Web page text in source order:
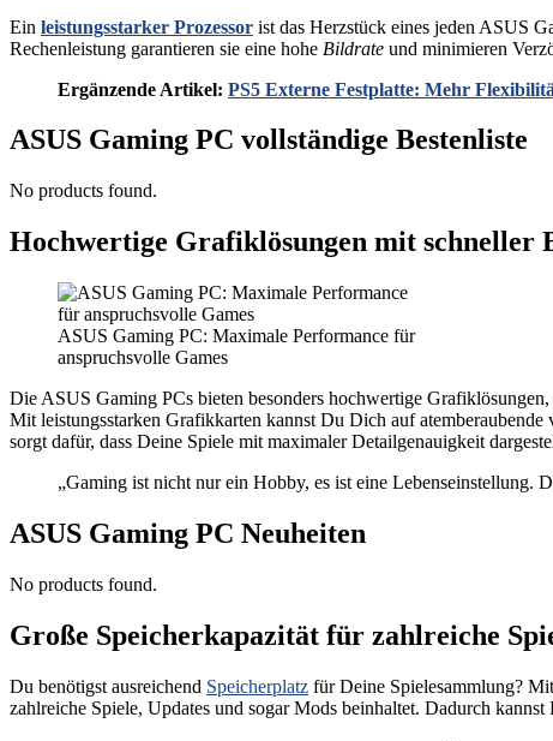
Ein leistungsstarker Prozessor ist das Herzstück eines jeden ASUS
Rechenleistung garantieren sie eine hohe Bildrate und minimieren
Ergänzende Artikel: PS5 Externe Festplatte: Mehr
ASUS Gaming PC vollständige Bestenliste
No products found.
Hochwertige Grafiklösungen mit schneller
ASUS Gaming PC: Maximale Performance für
anspruchsvolle Games
Die ASUS Gaming PCs bieten besonders hochwertige
Mit leistungsstarken Grafikkarten kannst Du Dich auf
sorgt dafür, dass Deine Spiele mit maximaler Detailgenauigkeit
„Gaming ist nicht nur ein Hobby, es ist eine Lebenseinstellung.
ASUS Gaming PC Neuheiten
No products found.
Große Speicherkapazität für zahlreiche
Du benötigst ausreichend Speicherplatz für Deine Spielesammlung?
zahlreiche Spiele, Updates und sogar Mods beinhaltet. Dadurch